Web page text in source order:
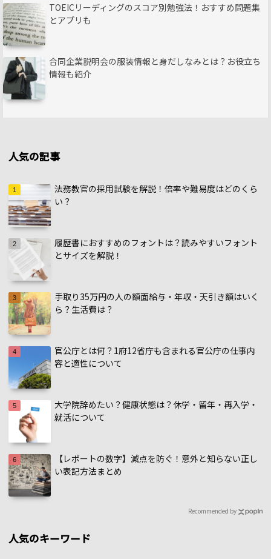
TOEICリーディングのスコア別勉強法！おすすめ問題集
とアプリも
合同企業説明会の服装情報と身だしなみとは？お役立ち
情報も紹介
人気の記事
法務教官の採用試験を解説！倍率や難易度はどのくら
い？
履歴書におすすめのフォントは？読みやすいフォント
とサイズを解説！
手取り35万円の人の額面給与・年収・天引き額はいく
ら？生活費は？
官公庁とは何？1府12省庁も含まれる官公庁の仕事内
容と適性について
大学院辞めたい？健康状態は？休学・留年・再入学・
就活について
【レポートの数字】減点を防ぐ！意外と知らない正し
い表記方法まとめ
Recommended by
人気のキーワード